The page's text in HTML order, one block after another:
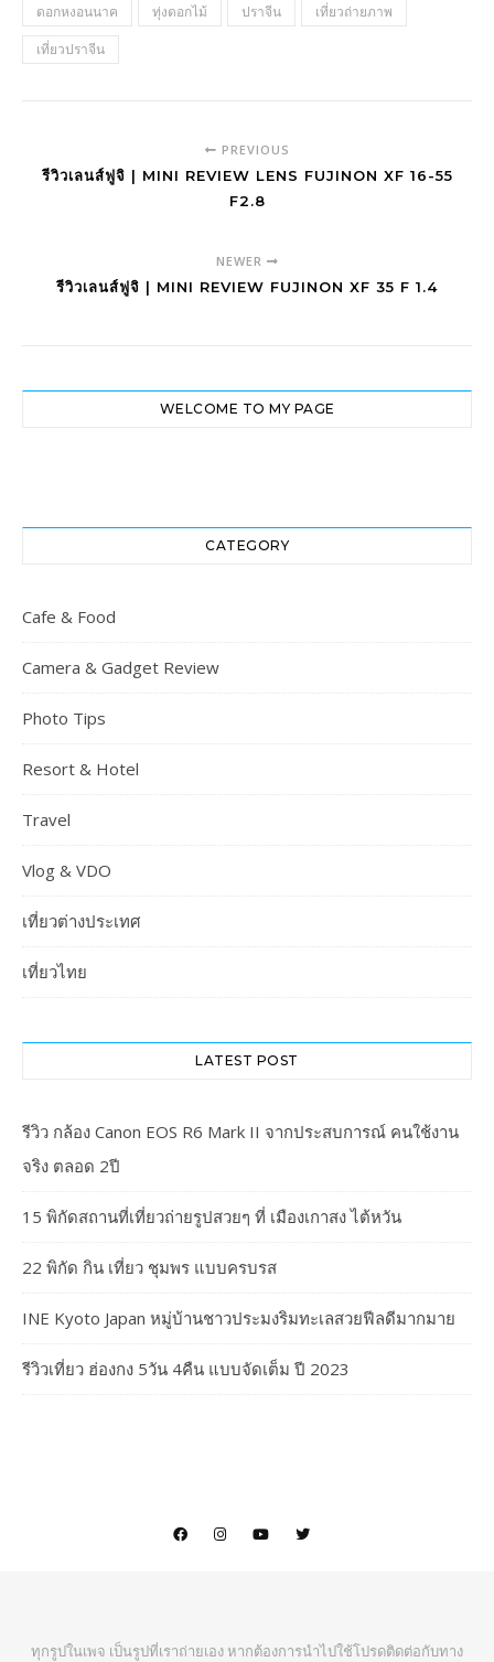
ดอกหงอนนาค ทุ่งดอกไม้ ปราจีน
เที่ยวถ่ายภาพ
เที่ยวปราจีน
PREVIOUS
รีวิวเลนส์ฟูจิ | MINI REVIEW LENS FUJINON XF 16-55
F2.8
NEWER
รีวิวเลนส์ฟูจิ | MINI REVIEW FUJINON XF 35 F 1.4
WELCOME TO MY PAGE
CATEGORY
Cafe & Food
Camera & Gadget Review
Photo Tips
Resort & Hotel
Travel
Vlog & VDO
เที่ยวต่างประเทศ
เที่ยวไทย
LATEST POST
รีวิว กล้อง Canon EOS R6 Mark II จากประสบการณ์ คนใช้งาน
จริง ตลอด 2ปี
15 พิกัดสถานที่เที่ยวถ่ายรูปสวยๆ ที่ เมืองเกาสง ไต้หวัน
22 พิกัด กิน เที่ยว ชุมพร แบบครบรส
INE Kyoto Japan หมู่บ้านชาวประมงริมทะเลสวยฟีลดีมากมาย
รีวิวเที่ยว ฮ่องกง 5วัน 4คืน แบบจัดเต็ม ปี 2023
ทุกรูปในเพจ เป็นรูปที่เราถ่ายเอง หากต้องการนำไปใช้โปรดติดต่อกับทาง